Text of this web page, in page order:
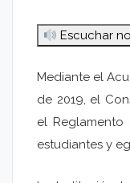
Escuchar
Mediante el
de 2019, el
el Reglamento
estudiantes y